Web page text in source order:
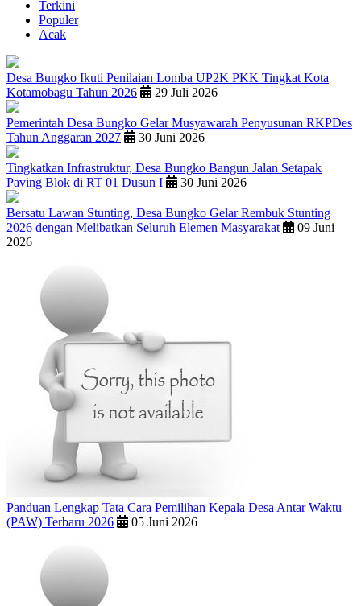
Terkini
Populer
Acak
Desa Bungko Ikuti Penilaian Lomba UP2K PKK Tingkat Kota
Kotamobagu Tahun 2026
29 Juli 2026
Pemerintah Desa Bungko Gelar Musyawarah Penyusunan RKPDes
Tahun Anggaran 2027
30 Juni 2026
Tingkatkan Infrastruktur, Desa Bungko Bangun Jalan Setapak
Paving Blok di RT 01 Dusun I
30 Juni 2026
Bersatu Lawan Stunting, Desa Bungko Gelar Rembuk Stunting
2026 dengan Melibatkan Seluruh Elemen Masyarakat
09 Juni
2026
Panduan Lengkap Tata Cara Pemilihan Kepala Desa Antar Waktu
(PAW) Terbaru 2026
05 Juni 2026